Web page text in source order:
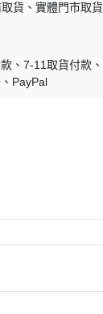
貨
實體門市取貨
7-11取貨付款
PayPal